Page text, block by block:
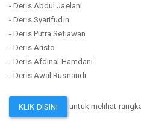
- Deris Abdul Jaelani
- Deris Syarifudin
- Deris Putra Setiawan
- Deris Aristo
- Deris Afdinal Hamdani
- Deris Awal Rusnandi
KLIK DISINI untuk melihat